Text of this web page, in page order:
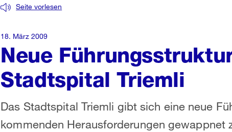
Neue
Stadtspital Triemli
Seite vorlesen
Das Stadtspital Triemli gibt sich eine neue
kommenden Herausforderungen gewappnet
18. März 2009